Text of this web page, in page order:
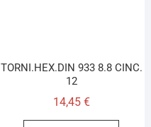
TORNI.HEX.DIN 933 8.8 CINC.
12
14,45 €